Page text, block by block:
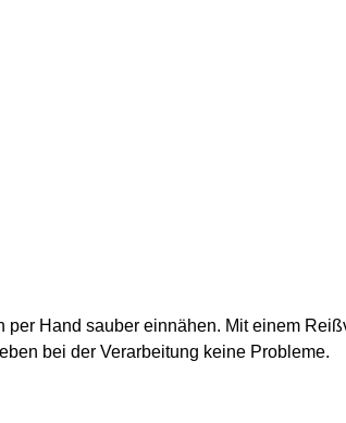
Hand sauber einnähen. Mit einem
bei der Verarbeitung keine Probleme.